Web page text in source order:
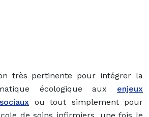
très pertinente pour intégrer la
écologique aux enjeux
ou tout simplement pour